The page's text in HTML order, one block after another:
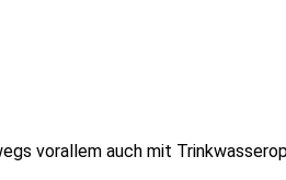
vorallem auch mit